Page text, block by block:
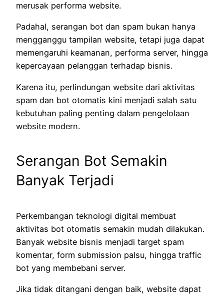
merusak performa website.
Padahal, serangan bot dan spam bukan hanya
mengganggu tampilan website, tetapi juga dapat
memengaruhi keamanan, performa server, hingga
kepercayaan pelanggan terhadap bisnis.
Karena itu, perlindungan website dari aktivitas
spam dan bot otomatis kini menjadi salah satu
kebutuhan paling penting dalam pengelolaan
website modern.
Serangan Bot Semakin
Banyak Terjadi
Perkembangan teknologi digital membuat
aktivitas bot otomatis semakin mudah dilakukan.
Banyak website bisnis menjadi target spam
komentar, form submission palsu, hingga traffic
bot yang membebani server.
Jika tidak ditangani dengan baik, website dapat